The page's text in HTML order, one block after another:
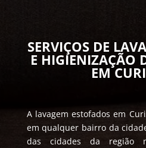
SERVIÇOS DE
E HIGIENIZAÇÃO
EM
A lavagem estofados em
em qualquer bairro da
das cidades da região